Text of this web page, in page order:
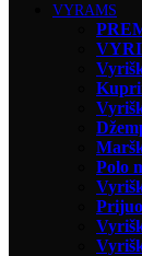
VYRAMS
Polo